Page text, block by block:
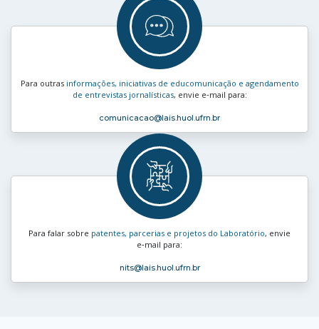
Para outras informações, iniciativas de educomunicação e agendamento
de entrevistas jornalísticas, envie e‑mail para:
comunicacao@lais.huol.ufrn.br
Para falar sobre patentes, parcerias e projetos do Laboratório, envie
e‑mail para:
nits@lais.huol.ufrn.br